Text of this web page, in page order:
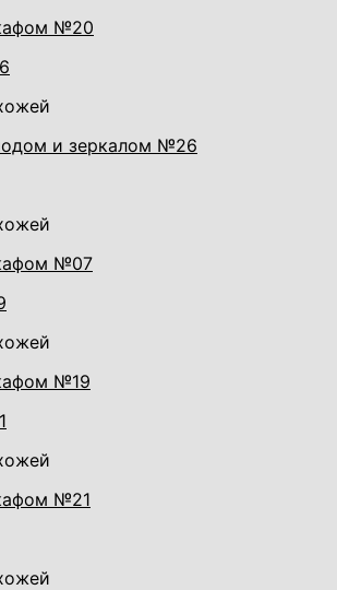
№20
и зеркалом №26
№07
№19
№21